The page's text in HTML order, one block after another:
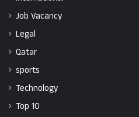
Job Vacancy
Legal
Qatar
sports
Technology
Top 10